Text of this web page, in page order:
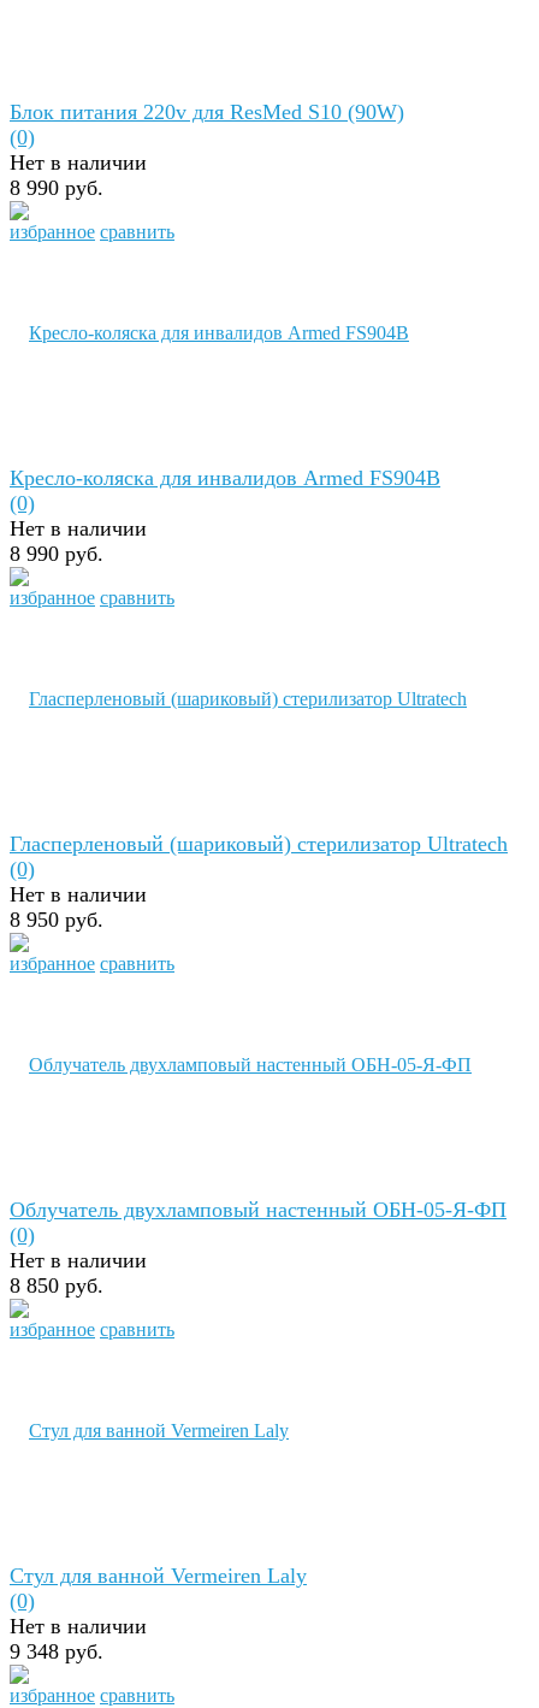
избранное сравнить
Блок питания 220v для ResMed S10 (90W)
(0)
Нет в наличии
8 990 руб.
избранное сравнить
Кресло-коляска для инвалидов Armed FS904В
(0)
Нет в наличии
8 990 руб.
избранное сравнить
Гласперленовый (шариковый) стерилизатор Ultratech
(0)
Нет в наличии
8 950 руб.
избранное сравнить
Облучатель двухламповый настенный ОБН-05-Я-ФП
(0)
Нет в наличии
8 850 руб.
избранное сравнить
Стул для ванной Vermeiren Laly
(0)
Нет в наличии
9 348 руб.